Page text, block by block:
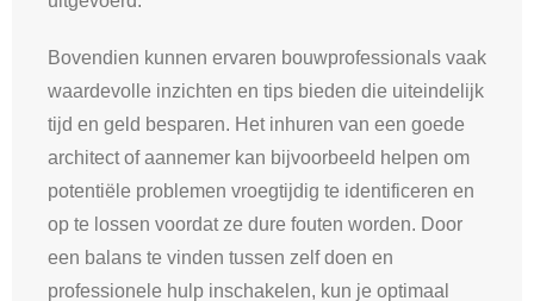
Bovendien kunnen ervaren bouwprofessionals vaak
waardevolle inzichten en tips bieden die uiteindelijk
tijd en geld besparen. Het inhuren van een goede
architect of aannemer kan bijvoorbeeld helpen om
potentiële problemen vroegtijdig te identificeren en
op te lossen voordat ze dure fouten worden. Door
een balans te vinden tussen zelf doen en
professionele hulp inschakelen, kun je optimaal